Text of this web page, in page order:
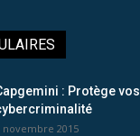
: Protège
novembre 2015